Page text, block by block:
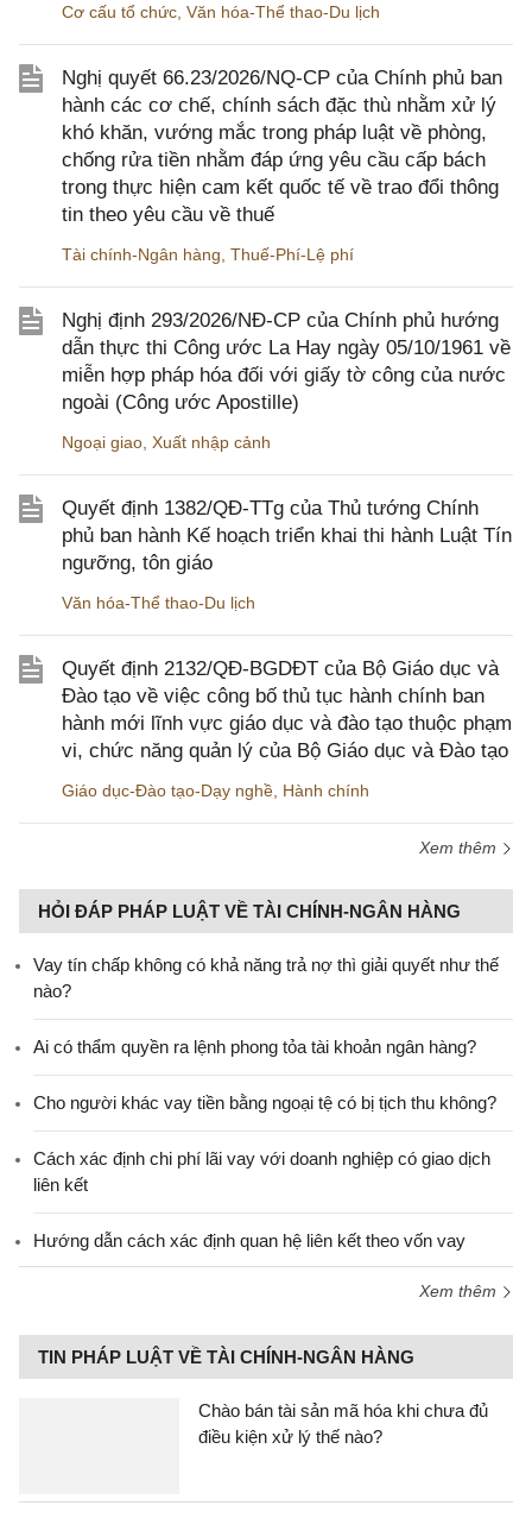
Cơ cấu tổ chức Văn hóa-Thể thao-Du lịch
Nghị quyết 66.23/2026/NQ-CP của Chính phủ ban
hành các cơ chế, chính sách đặc thù nhằm xử lý
khó khăn, vướng mắc trong pháp luật về phòng,
chống rửa tiền nhằm đáp ứng yêu cầu cấp bách
trong thực hiện cam kết quốc tế về trao đổi thông
tin theo yêu cầu về thuế
Tài chính-Ngân hàng Thuế-Phí-Lệ phí
Nghị định 293/2026/NĐ-CP của Chính phủ hướng
dẫn thực thi Công ước La Hay ngày 05/10/1961 về
miễn hợp pháp hóa đối với giấy tờ công của nước
ngoài (Công ước Apostille)
Ngoại giao Xuất nhập cảnh
Quyết định 1382/QĐ-TTg của Thủ tướng Chính
phủ ban hành Kế hoạch triển khai thi hành Luật Tín
ngưỡng, tôn giáo
Văn hóa-Thể thao-Du lịch
Quyết định 2132/QĐ-BGDĐT của Bộ Giáo dục và
Đào tạo về việc công bố thủ tục hành chính ban
hành mới lĩnh vực giáo dục và đào tạo thuộc phạm
vi, chức năng quản lý của Bộ Giáo dục và Đào tạo
Giáo dục-Đào tạo-Dạy nghề Hành chính
Xem thêm
HỎI ĐÁP PHÁP LUẬT VỀ TÀI CHÍNH-NGÂN HÀNG
Vay tín chấp không có khả năng trả nợ thì giải quyết như thế
nào?
Ai có thẩm quyền ra lệnh phong tỏa tài khoản ngân hàng?
Cho người khác vay tiền bằng ngoại tệ có bị tịch thu không?
Cách xác định chi phí lãi vay với doanh nghiệp có giao dịch
liên kết
Hướng dẫn cách xác định quan hệ liên kết theo vốn vay
Xem thêm
TIN PHÁP LUẬT VỀ TÀI CHÍNH-NGÂN HÀNG
Chào bán tài sản mã hóa khi chưa đủ
điều kiện xử lý thế nào?